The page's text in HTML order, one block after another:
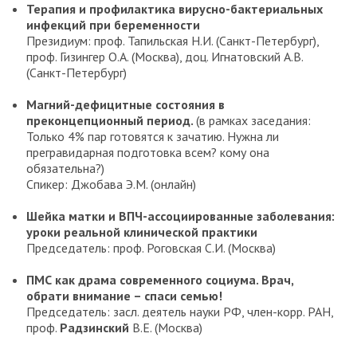
Терапия и профилактика вирусно-бактериальных
инфекций при беременности
Президиум: проф. Тапильская Н.И. (Санкт-Петербург),
проф. Гизингер О.А. (Москва), доц. Игнатовский А.В.
(Санкт-Петербург)
Магний-дефицитные состояния в
преконцепционный период. (в рамках заседания:
Только 4% пар готовятся к зачатию. Нужна ли
прегравидарная подготовка всем? кому она
обязательна?)
Спикер: Джобава Э.М. (онлайн)
Шейка матки и ВПЧ-ассоциированные заболевания:
уроки реальной клинической практики
Председатель: проф. Роговская С.И. (Москва)
ПМС как драма современного социума. Врач,
обрати внимание – спаси семью!
Председатель: засл. деятель науки РФ, член-корр. РАН,
проф. Радзинский В.Е. (Москва)